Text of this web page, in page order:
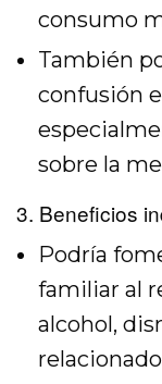
consumo
También
confusión
sobre la
3. Beneficios
Podría
familiar al
alcohol,